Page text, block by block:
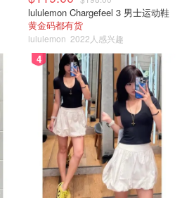
lululemon Chargefeel 3 男士运动鞋
黄金码都有货
lululemon 2022人感兴趣
4